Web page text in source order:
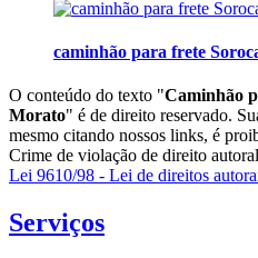
caminhão para frete
O conteúdo do texto "Caminhão
Morato" é de direito reservado.
mesmo citando nossos links, é
Crime de violação de direito
Lei 9610/98 - Lei de direitos
Serviços